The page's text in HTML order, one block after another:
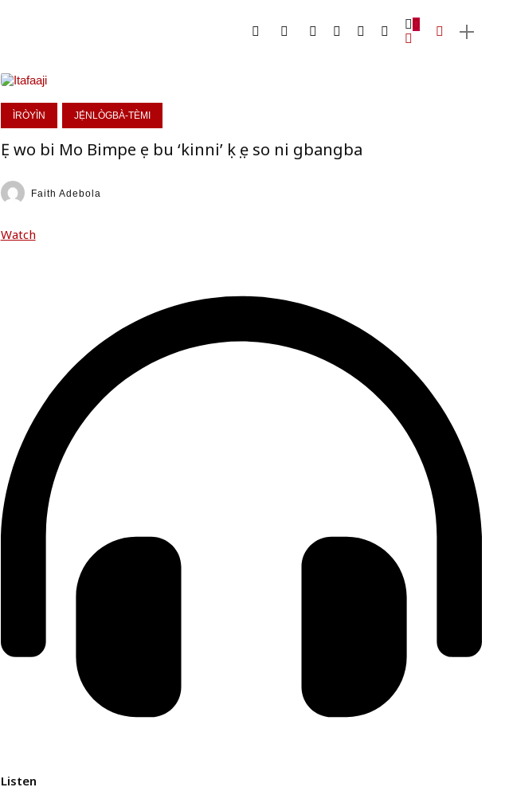
0
ÌRÒYÌN JẸ́NLÒGBÀ-TÈMI
Ẹ wo bi Mo Bimpe ṣe bu ‘kinni’ ọkọ ẹ so ni gbangba
Faith Adebola
Watch
Listen